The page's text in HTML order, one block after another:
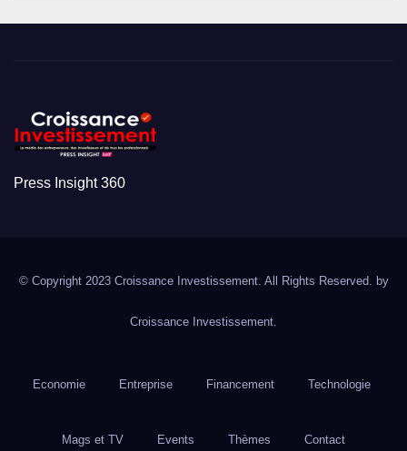
Press Insight 360
© Copyright 2023 Croissance Investissement. All Rights Reserved. by
Croissance Investissement.
Economie Entreprise Financement Technologie
Mags et TV Events Thèmes Contact